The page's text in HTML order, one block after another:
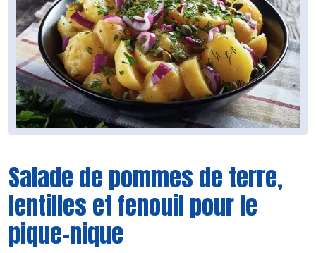
Salade de pommes de terre,
lentilles et fenouil pour le
pique-nique